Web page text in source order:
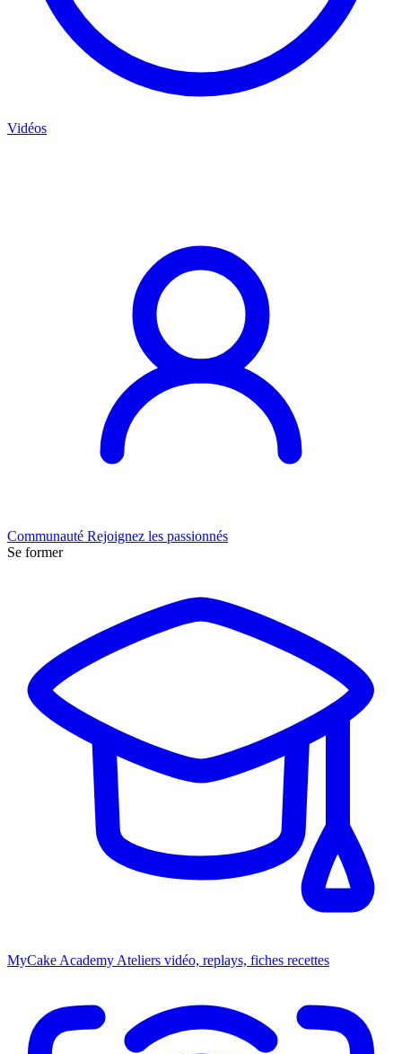
Vidéos
Communauté Rejoignez les passionnés
Se former
MyCake Academy Ateliers vidéo, replays, fiches recettes